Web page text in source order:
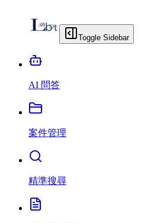
Toggle Sidebar
AI 問答
案件管理
精準搜尋